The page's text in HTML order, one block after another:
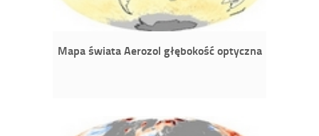
Mapa świata Aerozol głębokość optyczna